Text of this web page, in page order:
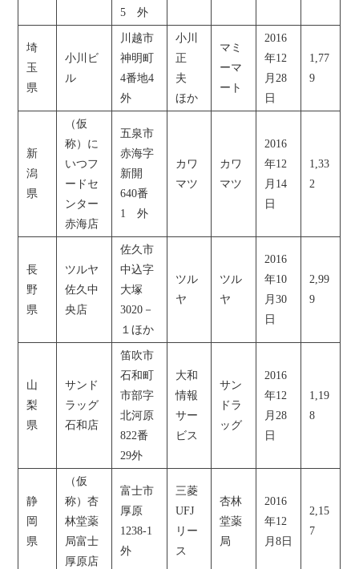
5 外
埼
玉
県
小川ビ
ル
川越市
神明町
4番地4
外
小川
正
夫
ほか
マミ
ーマ
ート
2016
年12
月28
日
1,77
9
新
潟
県
（仮
称）に
いつフ
ードセ
ンター
赤海店
五泉市
赤海字
新開
640番
1 外
カワ
マツ
カワ
マツ
2016
年12
月14
日
1,33
2
長
野
県
ツルヤ
佐久中
央店
佐久市
中込字
大塚
3020－
１ほか
ツル
ヤ
ツル
ヤ
2016
年10
月30
日
2,99
9
山
梨
県
サンド
ラッグ
石和店
笛吹市
石和町
市部字
北河原
822番
29外
大和
情報
サー
ビス
サン
ドラ
ッグ
2016
年12
月28
日
1,19
8
静
岡
県
（仮
称）杏
林堂薬
局富士
厚原店
富士市
厚原
1238-1
外
三菱
UFJ
リー
ス
杏林
堂薬
局
2016
年12
月8日
2,15
7